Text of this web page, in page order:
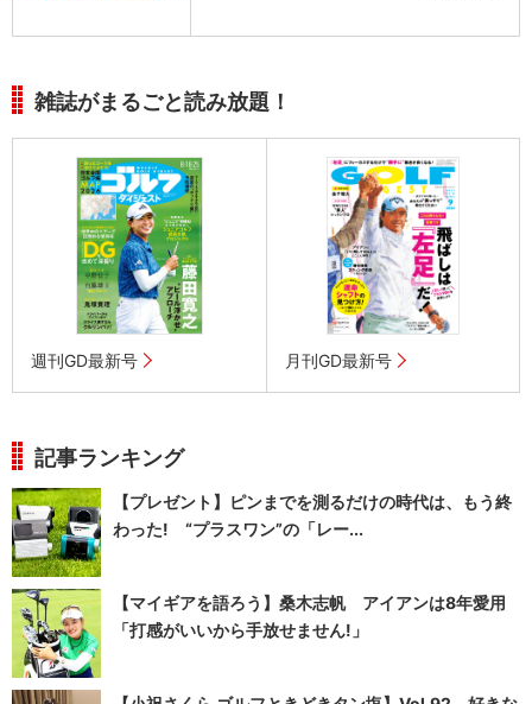
雑誌がまるごと読み放題！
週刊GD最新号 月刊GD最新号
記事ランキング
【プレゼント】ピンまでを測るだけの時代は、もう終
わった! “プラスワン”の「レー...
【マイギアを語ろう】桑木志帆 アイアンは8年愛用
「打感がいいから手放せません!」